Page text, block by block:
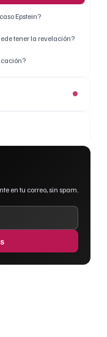
Epstein?
tener la revelación?
en tu correo, sin spam.